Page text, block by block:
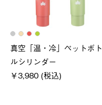
真空「温・冷」ペットボト
ルシリンダー
￥3,980 (税込)